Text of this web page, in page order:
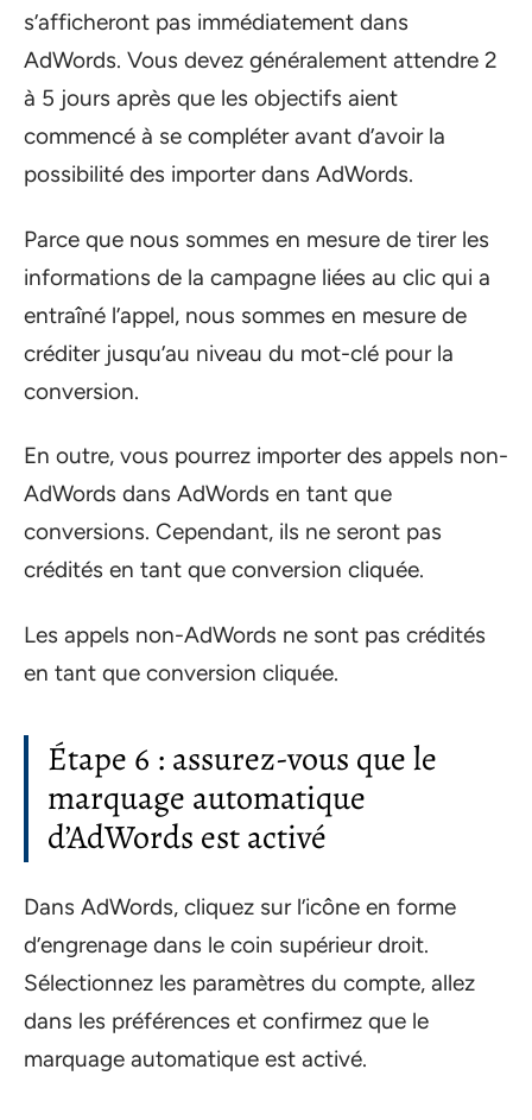
s’afficheront pas immédiatement dans
AdWords. Vous devez généralement attendre 2
à 5 jours après que les objectifs aient
commencé à se compléter avant d’avoir la
possibilité des importer dans AdWords.
Parce que nous sommes en mesure de tirer les
informations de la campagne liées au clic qui a
entraîné l’appel, nous sommes en mesure de
créditer jusqu’au niveau du mot-clé pour la
conversion.
En outre, vous pourrez importer des appels non-
AdWords dans AdWords en tant que
conversions. Cependant, ils ne seront pas
crédités en tant que conversion cliquée.
Les appels non-AdWords ne sont pas crédités
en tant que conversion cliquée.
Étape 6 : assurez-vous que le
marquage automatique
d’AdWords est activé
Dans AdWords, cliquez sur l’icône en forme
d’engrenage dans le coin supérieur droit.
Sélectionnez les paramètres du compte, allez
dans les préférences et confirmez que le
marquage automatique est activé.